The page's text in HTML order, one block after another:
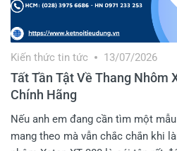
Kiến thức tin tức
Tất Tần Tật Về Thang Nhôm
Chính Hãng
13/07/2026
Nếu anh em đang cần tìm một
mang theo mà vẫn chắc chắn khi